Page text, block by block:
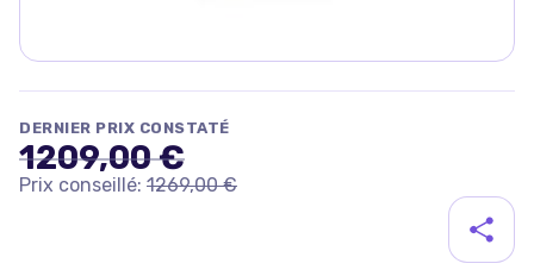
DERNIER PRIX CONSTATÉ
1209,00 €
Prix conseillé: 1269,00 €